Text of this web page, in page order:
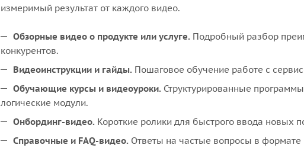
измеримый результат от каждого видео.
Обзорные видео о продукте или услуге. Подробный разбор
конкурентов.
Видеоинструкции и гайды. Пошаговое обучение работе с
Обучающие курсы и видеоуроки. Структурированные
логические модули.
Онбординг-видео. Короткие ролики для быстрого ввода новых
Справочные и FAQ-видео. Ответы на частые вопросы в формате